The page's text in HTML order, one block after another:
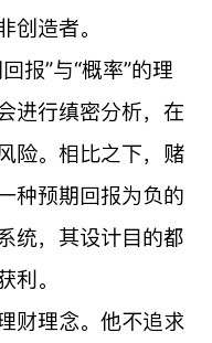
创造者。
”与“概率”的理
进行缜密分析，在
险。相比之下，赌
种预期回报为负的
统，其设计目的都
利。
理念。他不追求